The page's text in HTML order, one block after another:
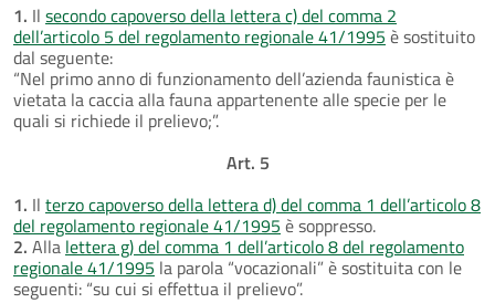
1. Il secondo capoverso della lettera c) del comma 2
dell’articolo 5 del regolamento regionale 41/1995 è sostituito
dal seguente:
“Nel primo anno di funzionamento dell’azienda faunistica è
vietata la caccia alla fauna appartenente alle specie per le
quali si richiede il prelievo;”.
Art. 5
1. Il terzo capoverso della lettera d) del comma 1 dell’articolo 8
del regolamento regionale 41/1995 è soppresso.
2. Alla lettera g) del comma 1 dell’articolo 8 del regolamento
regionale 41/1995 la parola “vocazionali” è sostituita con le
seguenti: “su cui si effettua il prelievo”.